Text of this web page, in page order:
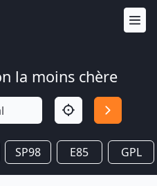
la moins chère
SP98 E85 GPL